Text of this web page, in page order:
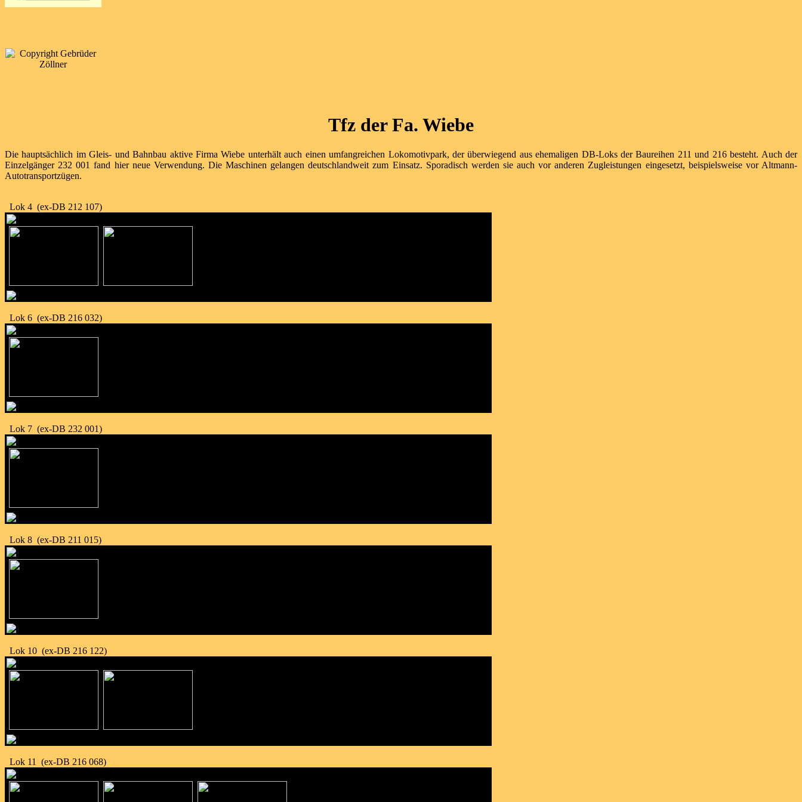
Tfz der Fa. Wiebe
Die hauptsächlich im Gleis- und Bahnbau aktive Firma Wiebe unterhält auch einen umfangreichen Lokomotivpark, der überwiegend aus ehemaligen DB-Loks der Baureihen 211 und 216 besteht. Auch der
Einzelgänger 232 001 fand hier neue Verwendung. Die Maschinen gelangen deutschlandweit zum Einsatz. Sporadisch werden sie auch vor anderen Zugleistungen eingesetzt, beispielsweise vor Altmann-
Autotransportzügen.
Lok 4 (ex-DB 212 107)
Lok 6 (ex-DB 216 032)
Lok 7 (ex-DB 232 001)
Lok 8 (ex-DB 211 015)
Lok 10 (ex-DB 216 122)
Lok 11 (ex-DB 216 068)